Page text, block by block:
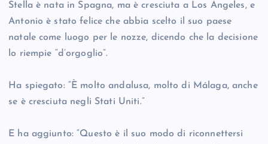
Stella è nata in Spagna, ma è cresciuta a Los Angeles, e
Antonio è stato felice che abbia scelto il suo paese
natale come luogo per le nozze, dicendo che la decisione
lo riempie “d’orgoglio”.
Ha spiegato: “È molto andalusa, molto di Málaga, anche
se è cresciuta negli Stati Uniti.”
E ha aggiunto: “Questo è il suo modo di riconnettersi